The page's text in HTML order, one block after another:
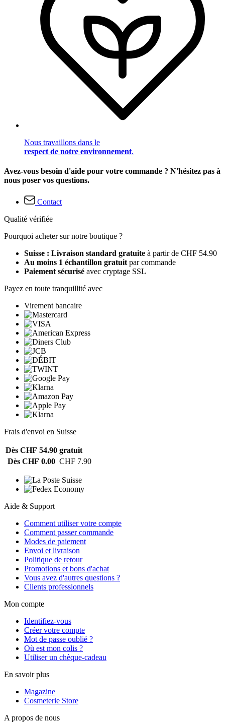
Nous travaillons dans le
respect de notre environnement.
Avez-vous besoin d'aide pour votre commande ? N'hésitez pas à
nous poser vos questions.
Contact
Qualité vérifiée
Pourquoi acheter sur notre boutique ?
Suisse : Livraison standard gratuite à partir de CHF 54.90
Au moins 1 échantillon gratuit par commande
Paiement sécurisé avec cryptage SSL
Payez en toute tranquillité avec
Virement bancaire
Frais d'envoi en Suisse
Dès CHF 54.90 gratuit
Dès CHF 0.00 CHF 7.90
Aide & Support
Comment utiliser votre compte
Comment passer commande
Modes de paiement
Envoi et livraison
Politique de retour
Promotions et bons d'achat
Vous avez d'autres questions ?
Clients professionnels
Mon compte
Identifiez-vous
Créer votre compte
Mot de passe oublié ?
Où est mon colis ?
Utiliser un chèque-cadeau
En savoir plus
Magazine
Cosmeterie Store
A propos de nous